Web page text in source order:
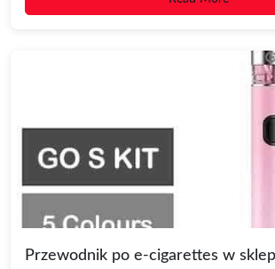
Przewodnik po e-cigarettes w